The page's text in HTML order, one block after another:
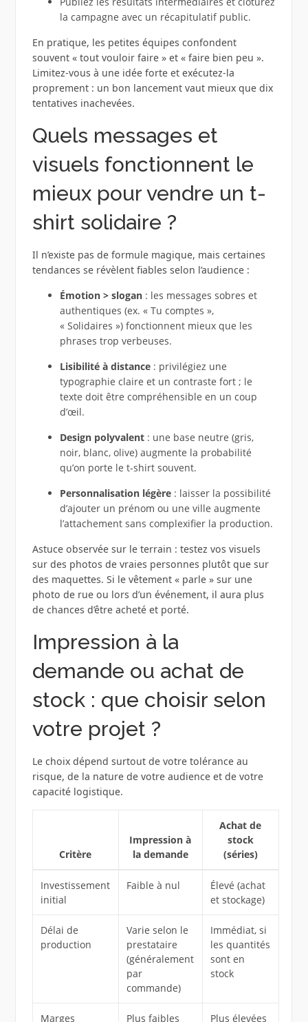
la campagne avec un récapitulatif public.
En pratique, les petites équipes confondent
souvent « tout vouloir faire » et « faire bien peu ».
Limitez-vous à une idée forte et exécutez-la
proprement : un bon lancement vaut mieux que dix
tentatives inachevées.
Quels messages et
visuels fonctionnent le
mieux pour vendre un t-
shirt solidaire ?
Il n’existe pas de formule magique, mais certaines
tendances se révèlent fiables selon l’audience :
Émotion > slogan: les messages sobres et
authentiques (ex. « Tu comptes »,
« Solidaires ») fonctionnent mieux que les
phrases trop verbeuses.
Lisibilité à distance: privilégiez une
typographie claire et un contraste fort ; le
texte doit être compréhensible en un coup
d’œil.
Design polyvalent: une base neutre (gris,
noir, blanc, olive) augmente la probabilité
qu’on porte le t-shirt souvent.
Personnalisation légère: laisser la possibilité
d’ajouter un prénom ou une ville augmente
l’attachement sans complexifier la production.
Astuce observée sur le terrain : testez vos visuels
sur des photos de vraies personnes plutôt que sur
des maquettes. Si le vêtement « parle » sur une
photo de rue ou lors d’un événement, il aura plus
de chances d’être acheté et porté.
Impression à la
demande ou achat de
stock : que choisir selon
votre projet ?
Le choix dépend surtout de votre tolérance au
risque, de la nature de votre audience et de votre
capacité logistique.
Critère
Impression à
la demande
Achat de
stock
(séries)
Investissement
initial
Faible à nul
Élevé (achat
et stockage)
Délai de
production
Varie selon le
prestataire
(généralement
par
commande)
Immédiat, si
les quantités
sont en
stock
Marges Plus faibles Plus élevées